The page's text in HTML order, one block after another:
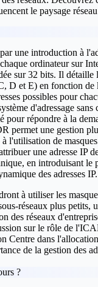
le paysage
une introduction à
ordinateur sur
sur 32 bits. Il détaille
D et E) en fonction de
possibles pour
d'adressage
pour répondre à la
permet une gestion
à l'utilisation de
une adresse IP
en introduisant le
des adresses IP.
à utiliser les
réseaux plus petits,
des réseaux
sur le rôle de
Centre dans l'allocation
de la gestion des
?